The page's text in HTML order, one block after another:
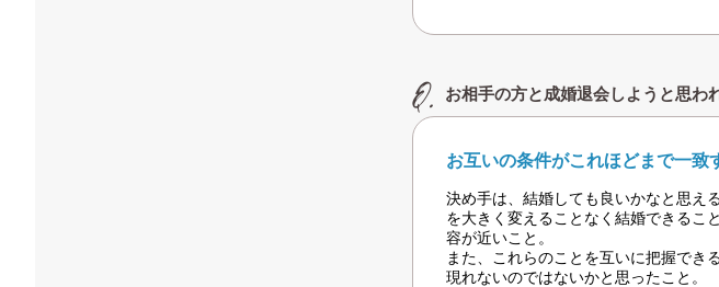
お相手の方と成婚退会しようと思わ
お互いの条件がこれほどまで一致
決め手は、結婚しても良いかなと思え
を大きく変えることなく結婚できるこ
容が近いこと。
また、これらのことを互いに把握でき
現れないのではないかと思ったこと。